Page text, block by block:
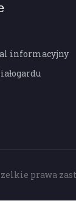
informacyjny
prawa